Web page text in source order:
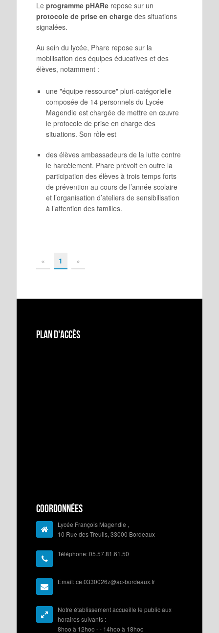
Le programme pHARe repose sur un
protocole de prise en charge des situations
signalées.
Au sein du lycée, Phare repose sur la
mobilisation des équipes éducatives et des
élèves, notamment :
une "équipe ressource" pluri-catégorielle
composée de 14 personnels du Lycée
Magendie est chargée de mettre en œuvre
le protocole de prise en charge des
situations. Son rôle est
des élèves ambassadeurs de la lutte contre
le harcèlement. Phare prévoit en outre la
participation des élèves à trois temps forts
de prévention au cours de l’année scolaire
et l’organisation d’ateliers de sensibilisation
à l’attention des familles.
« 1 »
Plan d'accès
Coordonnées
Lycée François Magendie ,
10 Rue des Treuils, 33000 Bordeaux
Téléphone: 05.57.81.61.50
Email: ce.0330026z@ac-bordeaux.fr
Notre établissement accueille le public aux
horaires suivants :
8hoo à 12hoo - - 14hoo à 18hoo